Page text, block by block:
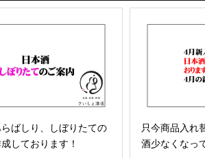
ばしり、しぼりたての
しております！
只今商品入れ
酒少なくなっ